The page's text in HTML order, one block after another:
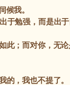
我。
于勉强，而是出于
；而对你，无论
的，我也不提了。